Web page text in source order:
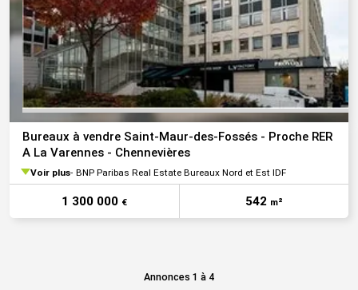
Bureaux à vendre Saint-Maur-des-Fossés - Proche RER
A La Varennes - Chennevières
Voir plus BNP Paribas Real Estate Bureaux Nord et Est IDF
1 300 000 € 542 m²
Annonces 1 à 4